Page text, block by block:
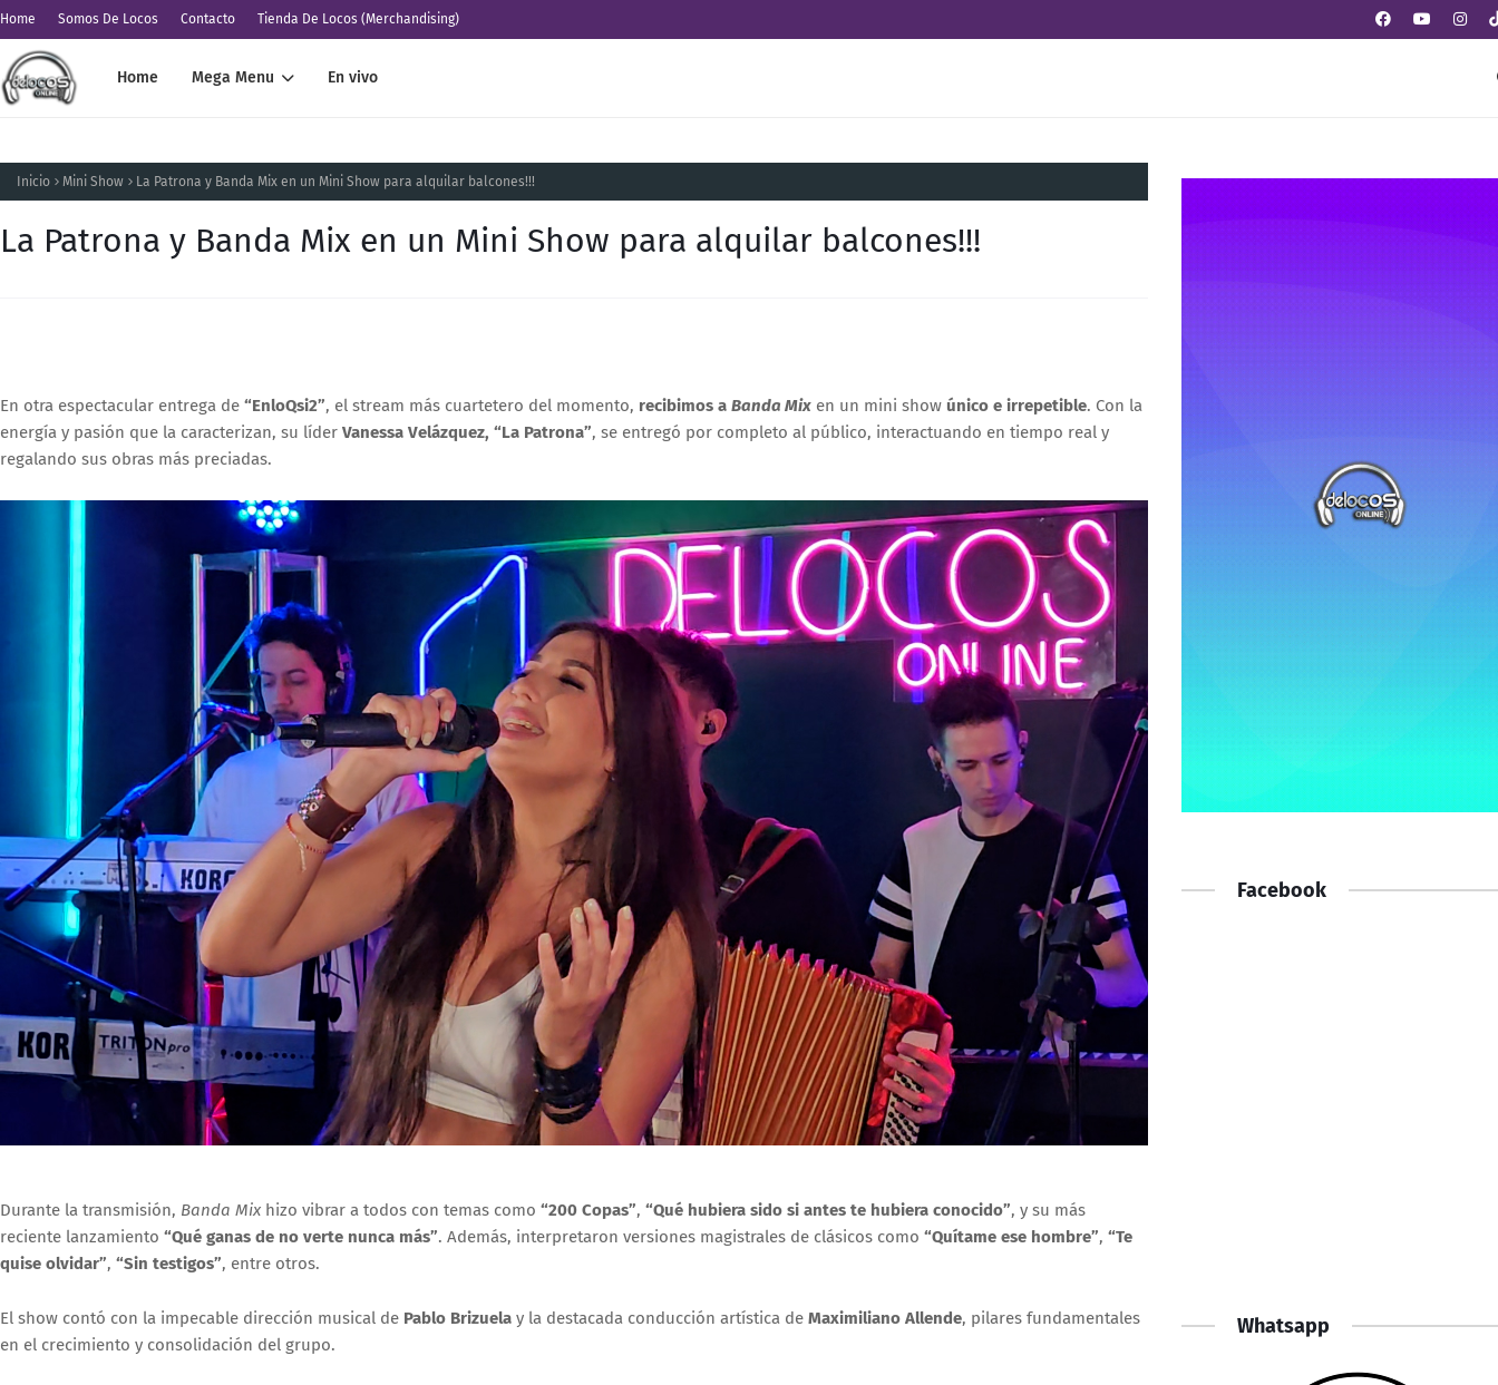
Home Somos De Locos Contacto Tienda De Locos (Merchandising)
Home Mega Menu En vivo
Inicio Mini Show La Patrona y Banda Mix en un Mini Show para alquilar balcones!!!
La Patrona y Banda Mix en un Mini Show para alquilar balcones!!!
En otra espectacular entrega de “EnloQsi2”, el stream más cuartetero del momento, recibimos a Banda Mix en un mini show único e irrepetible. Con la
energía y pasión que la caracterizan, su líder Vanessa Velázquez, “La Patrona”, se entregó por completo al público, interactuando en tiempo real y
regalando sus obras más preciadas.
Durante la transmisión, Banda Mix hizo vibrar a todos con temas como “200 Copas”, “Qué hubiera sido si antes te hubiera conocido”, y su más
reciente lanzamiento “Qué ganas de no verte nunca más”. Además, interpretaron versiones magistrales de clásicos como “Quítame ese hombre”, “Te
quise olvidar”, “Sin testigos”, entre otros.
El show contó con la impecable dirección musical de Pablo Brizuela y la destacada conducción artística de Maximiliano Allende, pilares fundamentales
en el crecimiento y consolidación del grupo.
Facebook
Whatsapp